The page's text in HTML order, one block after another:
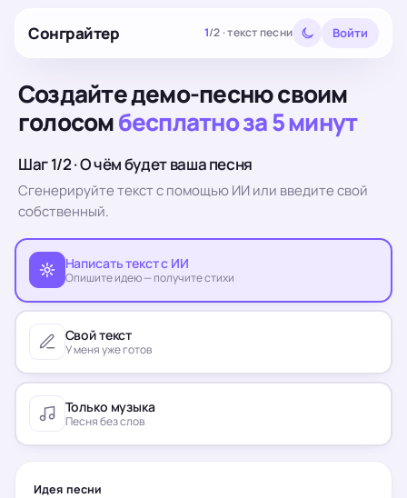
Сонграйтер 1/2 ·текст песни Войти
Создайте демо-песню своим
голосомбесплатно за 5 минут
Шаг 1/2 · О чём будет ваша песня
Сгенерируйте текст с помощью ИИ или введите свой
собственный.
Написать текст с ИИ
Опишите идею — получите стихи
Свой текст
У меня уже готов
Только музыка
Песня без слов
Идея песни